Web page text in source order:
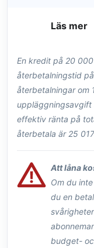
Läs mer
En kredit på 20
återbetalningstid
återbetalningar om
effektiv ränta på
återbetala är 25
Att låna
Om du
du en
budget-